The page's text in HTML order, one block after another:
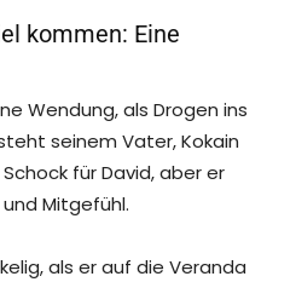
kommen: Eine
Wendung, als Drogen ins
seinem Vater, Kokain
für David, aber er
Mitgefühl.
als er auf die Veranda